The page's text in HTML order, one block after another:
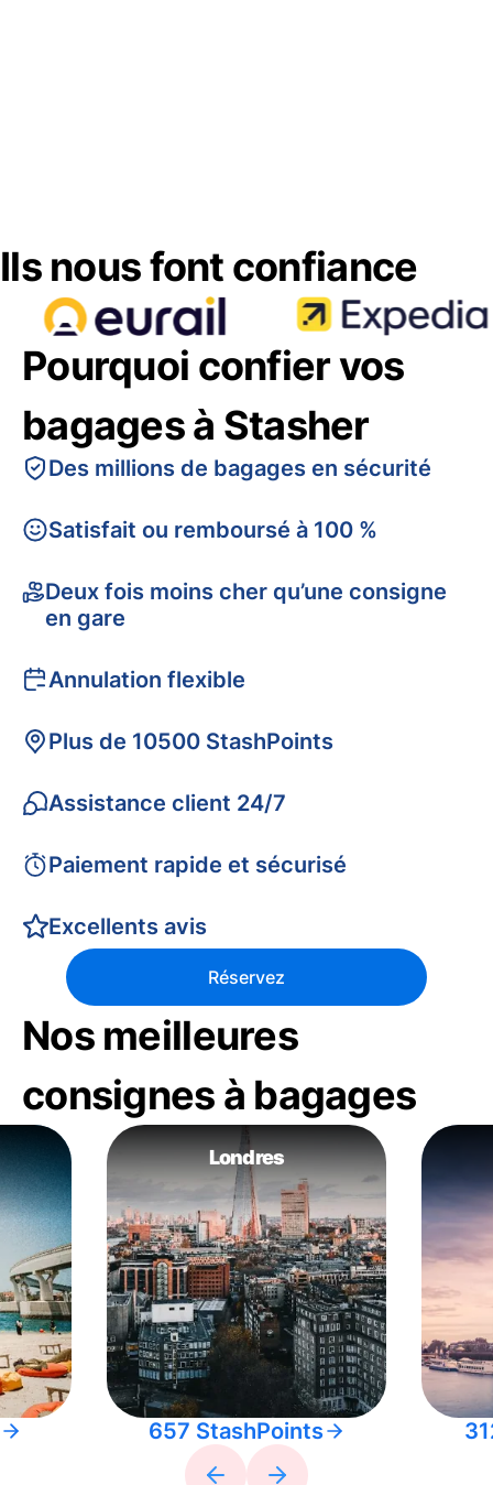
Ils nous font confiance
Pourquoi confier vos
bagages à Stasher
Des millions de bagages en sécurité
Satisfait ou remboursé à 100 %
Deux fois moins cher qu’une consigne
en gare
Annulation flexible
Plus de 10500 StashPoints
Assistance client 24/7
Paiement rapide et sécurisé
Excellents avis
Réservez
Nos meilleures
consignes à bagages
Londres
657 StashPoints